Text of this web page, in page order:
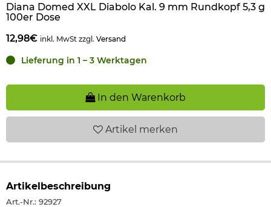
Diana Domed XXL Diabolo Kal. 9 mm Rundkopf 5,3 g
100er Dose
12,98€ inkl. MwSt zzgl. Versand
Lieferung in 1 – 3 Werktagen
In den Warenkorb
Artikel merken
Artikelbeschreibung
Art.-Nr.: 92927